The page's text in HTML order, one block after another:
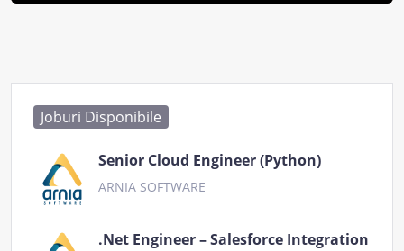
Joburi Disponibile
Senior Cloud Engineer (Python)
ARNIA SOFTWARE
.Net Engineer – Salesforce Integration